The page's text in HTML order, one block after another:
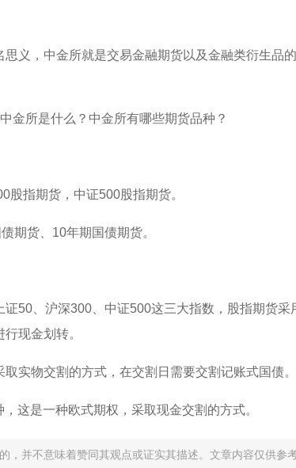
，中金所就是交易金融期货以及金融类衍生品
指期货，中证500股指期货。
货、10年期国债期货。
、沪深300、中证500这三大指数，股指期货采
现金划转。
物交割的方式，在交割日需要交割记账式国债。
是一种欧式期权，采取现金交割的方式。
，并不意味着赞同其观点或证实其描述。文章内容仅供参